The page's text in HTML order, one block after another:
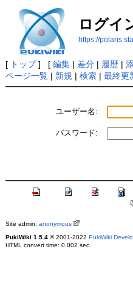
ログイ
https://
[ トップ] [ 編集| 差分| 履歴|
ページ一覧| 新規 | 検索| 最終更
ユーザー名:
パスワード:
Site admin: anonymous
PukiWiki 1.5.4© 2001-2022 PukiWiki
HTML convert time: 0.002 sec.